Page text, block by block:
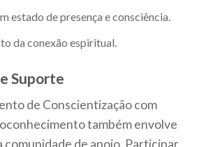
estado de presença e consciência.
da conexão espiritual.
Suporte
de Conscientização com
também envolve
comunidade de apoio. Participar